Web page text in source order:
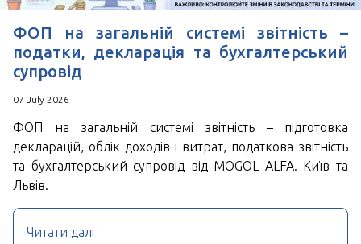
ФОП на загальній системі звітність –
податки, декларація та бухгалтерський
супровід
07 July 2026
ФОП на загальній системі звітність – підготовка
декларацій, облік доходів і витрат, податкова звітність
та бухгалтерський супровід від MOGOL ALFA. Київ та
Львів.
Читати далі